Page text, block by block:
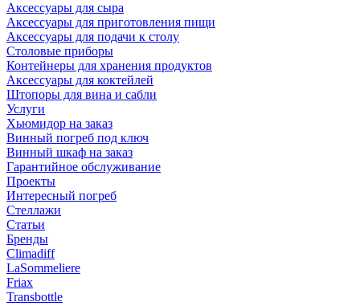
Аксессуары для сыра
Аксессуары для приготовления пищи
Аксессуары для подачи к столу
Столовые приборы
Контейнеры для хранения продуктов
Аксессуары для коктейлей
Штопоры для вина и сабли
Услуги
Хьюмидор на заказ
Винный погреб под ключ
Винный шкаф на заказ
Гарантийное обслуживание
Проекты
Интересный погреб
Стеллажи
Статьи
Бренды
Climadiff
LaSommeliere
Friax
Transbottle